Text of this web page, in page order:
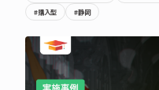
#購入型
#静岡